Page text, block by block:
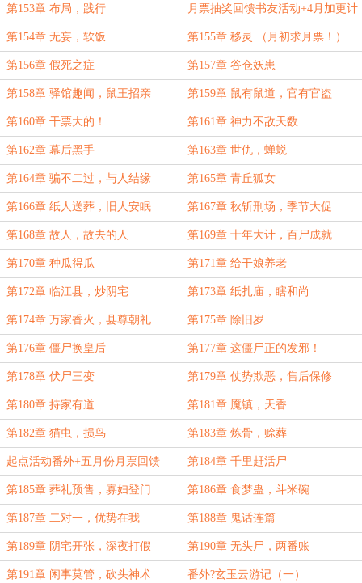
第153章 布局，践行 月票抽奖回馈书友活动+4月加更计
划
第154章 无妄，软饭 第155章 移灵 （月初求月票！）
第156章 假死之症 第157章 谷仓妖患
第158章 驿馆趣闻，鼠王招亲 第159章 鼠有鼠道，官有官盗
第160章 干票大的！ 第161章 神力不敌天数
第162章 幕后黑手 第163章 世仇，蝉蜕
第164章 骗不二过，与人结缘 第165章 青丘狐女
第166章 纸人送葬，旧人安眠 第167章 秋斩刑场，季节大促
第168章 故人，故去的人 第169章 十年大计，百尸成就
第170章 种瓜得瓜 第171章 给干娘养老
第172章 临江县，炒阴宅 第173章 纸扎庙，瞎和尚
第174章 万家香火，县尊朝礼 第175章 除旧岁
第176章 僵尸换皇后 第177章 这僵尸正的发邪！
第178章 伏尸三变 第179章 仗势欺恶，售后保修
第180章 持家有道 第181章 魇镇，天香
第182章 猫虫，损鸟 第183章 炼骨，赊葬
起点活动番外+五月份月票回馈 第184章 千里赶活尸
第185章 葬礼预售，寡妇登门 第186章 食梦蛊，斗米碗
第187章 二对一，优势在我 第188章 鬼话连篇
第189章 阴宅开张，深夜打假 第190章 无头尸，两番账
第191章 闲事莫管，砍头神术 番外?玄玉云游记（一）